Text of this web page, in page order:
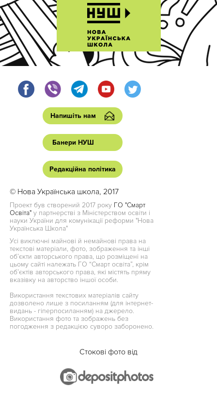
Напишіть нам
Банери НУШ
Редакційна політика
© Нова Українська школа, 2017
Проект був створений 2017 року ГО "Смарт
Освіта" у партнерстві з Міністерством освіти і
науки України для комунікації реформи "Нова
Українська Школа"
Усі виключні майнові й немайнові права на
текстові матеріали, фото, зображення та інші
об’єкти авторського права, що розміщені на
цьому сайті належать ГО “Смарт освіта”, крім
об’єктів авторського права, які містять пряму
вказівку на авторство іншої особи.
Використання текстових матеріалів сайту
дозволено лише з посиланням (для інтернет-
видань - гіперпосиланням) на джерело.
Використання фото та зображень без
погодження з редакцією суворо заборонено.
Стокові фото від